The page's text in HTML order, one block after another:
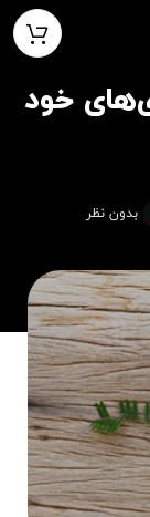
خود
بدون نظر